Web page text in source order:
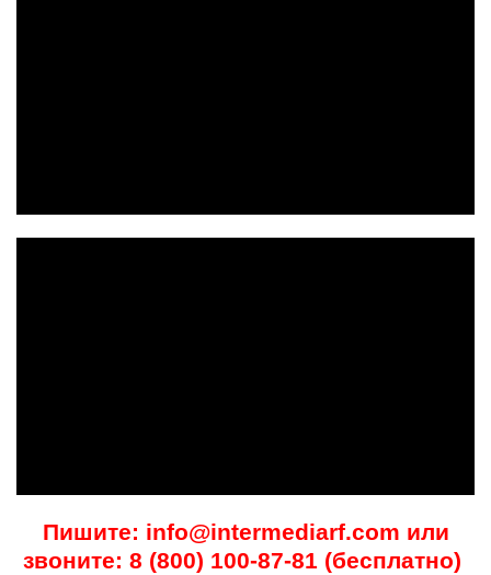
Пишите: info@intermediarf.com или
звоните: 8 (800) 100-87-81 (бесплатно)